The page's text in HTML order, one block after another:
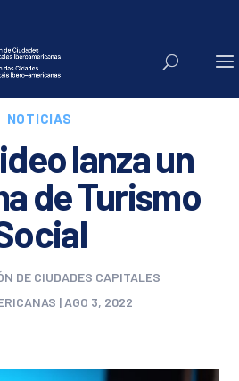
NOTICIAS
lanza un
de Turismo
DE CIUDADES CAPITALES
| AGO 3, 2022